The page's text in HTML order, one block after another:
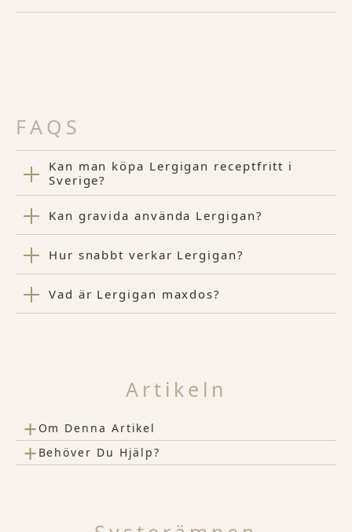
FAQS
Kan man köpa Lergigan receptfritt i
Sverige?
Kan gravida använda Lergigan?
Hur snabbt verkar Lergigan?
Vad är Lergigan maxdos?
Artikeln
+ Om Denna Artikel
+ Behöver Du Hjälp?